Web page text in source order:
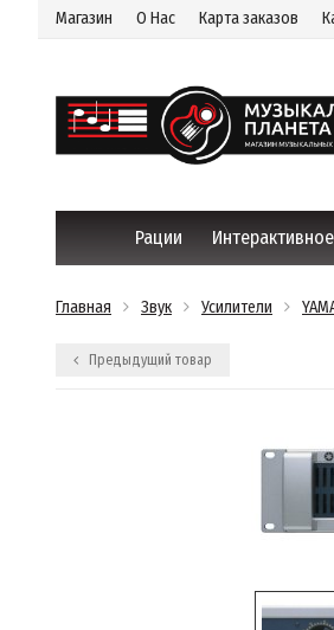
Магазин О Нас Карта заказов
Рации
Главная Звук Усилители
Предыдущий товар